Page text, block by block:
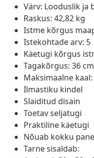
Värv: Looduslik ja
Raskus: 42,82 kg
Istme kõrgus
Istekohtade arv: 5
Käetugi kõrgus
Tagakõrgus: 36 cm
Maksimaalne
Ilmastiku kindel
Slaiditud disain
Toetav seljatugi
Praktiline käetugi
Nõuab kokku
Tarne sisaldab: